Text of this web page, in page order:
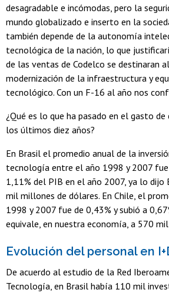
desagradable e incómodas, pero la
mundo globalizado e inserto en la
también depende de la autonomía
tecnológica de la nación, lo que
de las ventas de Codelco se destinaran
modernización de la infraestructura y
tecnológico. Con un F-16 al año nos
¿Qué es lo que ha pasado en el gasto
los últimos diez años?
En Brasil el promedio anual de la
tecnología entre el año 1998 y 2007
1,11% del PIB en el año 2007, ya lo dijo
mil millones de dólares. En Chile, el
1998 y 2007 fue de 0,43% y subió a
equivale, en nuestra economía, a 570
Evolución del personal en
De acuerdo al estudio de la Red
Tecnología, en Brasil había 110 mil